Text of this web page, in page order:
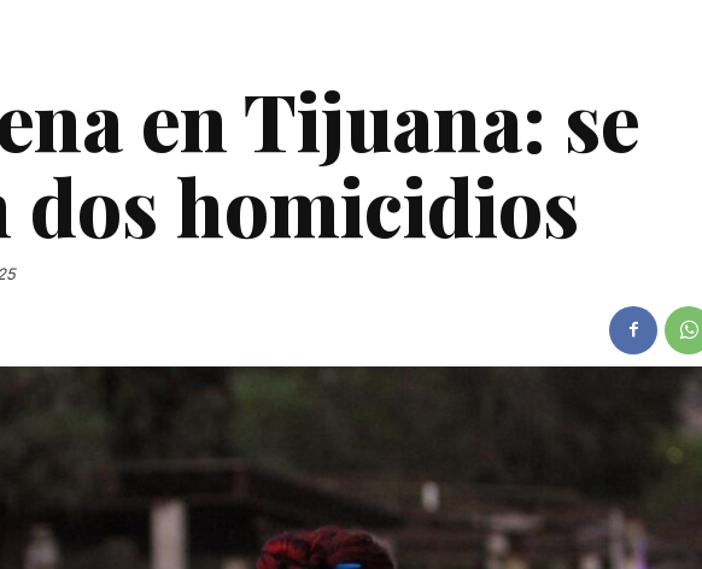
en Tijuana: se
homicidios